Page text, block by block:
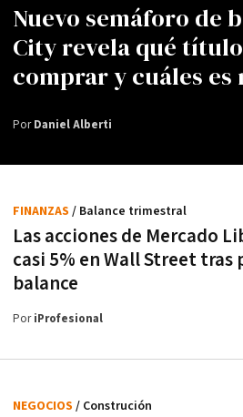
Nuevo semáforo de
City revela qué
comprar y cuáles
PorDaniel Alberti
Las acciones de Mercado
casi 5% en Wall Street tras
balance
FINANZAS / Balance trimestral
PoriProfesional
NEGOCIOS / Construción